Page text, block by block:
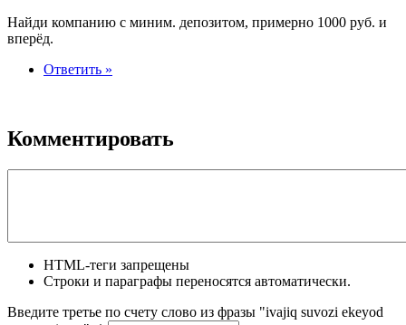
Найди компанию с миним. депозитом, примерно 1000 руб. и
вперёд.
Ответить »
Комментировать
HTML-теги запрещены
Строки и параграфы переносятся автоматически.
Введите третье по счету слово из фразы "ivajiq suvozi ekeyod